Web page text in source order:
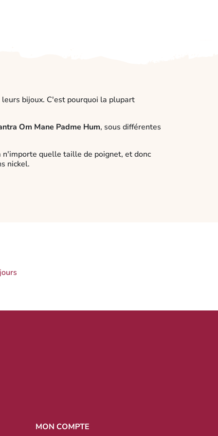
bijoux. C'est pourquoi la plupart
Om Mane Padme Hum, sous différentes
quelle taille de poignet, et donc
nickel.
MON COMPTE